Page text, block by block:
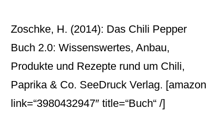
Zoschke, H. (2014): Das Chili Pepper
Buch 2.0: Wissenswertes, Anbau,
Produkte und Rezepte rund um Chili,
Paprika & Co. SeeDruck Verlag. [amazon
link=“3980432947″ title=“Buch“ /]